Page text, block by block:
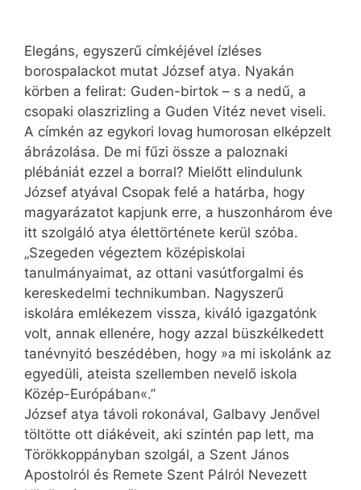
Elegáns, egyszerű címkéjével ízléses
borospalackot mutat József atya. Nyakán
körben a felirat: Guden-birtok – s a nedű, a
csopaki olaszrizling a Guden Vitéz nevet viseli.
A címkén az egykori lovag humorosan elképzelt
ábrázolása. De mi fűzi össze a paloznaki
plébániát ezzel a borral? Mielőtt elindulunk
József atyával Csopak felé a határba, hogy
magyarázatot kapjunk erre, a huszonhárom éve
itt szolgáló atya élettörténete kerül szóba.
„Szegeden végeztem középiskolai
tanulmányaimat, az ottani vasútforgalmi és
kereskedelmi technikumban. Nagyszerű
iskolára emlékezem vissza, kiváló igazgatónk
volt, annak ellenére, hogy azzal büszkélkedett
tanévnyitó beszédében, hogy »a mi iskolánk az
egyedüli, ateista szellemben nevelő iskola
Közép-Európában«.”
József atya távoli rokonával, Galbavy Jenővel
töltötte ott diákéveit, aki szintén pap lett, ma
Törökkoppányban szolgál, a Szent János
Apostolról és Remete Szent Pálról Nevezett